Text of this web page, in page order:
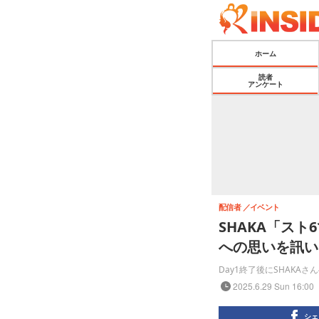
ホーム
読者
アンケート
SHAKA「スト
への思いを訊
Day1終了後にSHAKAさ
配信者 イベント
2025.6.29 Sun 16:00
シ